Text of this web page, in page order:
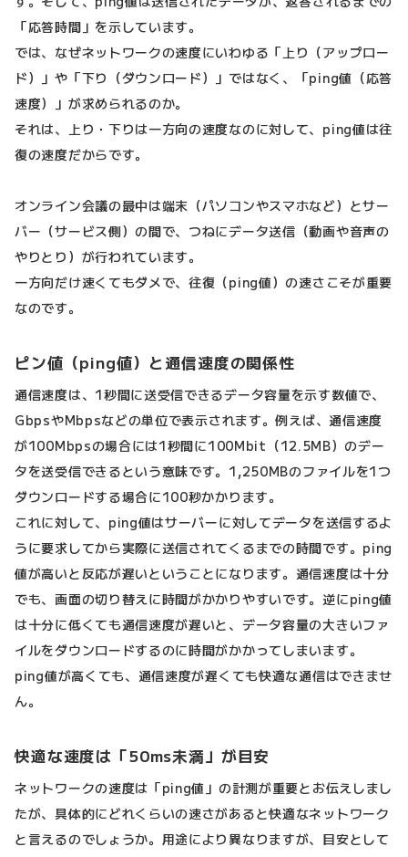
「応答時間」を示しています。
では、なぜネットワークの速度にいわゆる「上り（アップロー
ド）」や「下り（ダウンロード）」ではなく、「ping値（応答
速度）」が求められるのか。
それは、上り・下りは一方向の速度なのに対して、ping値は往
復の速度だからです。
オンライン会議の最中は端末（パソコンやスマホなど）とサー
バー（サービス側）の間で、つねにデータ送信（動画や音声の
やりとり）が行われています。
一方向だけ速くてもダメで、往復（ping値）の速さこそが重要
なのです。
ピン値（ping値）と通信速度の関係性
通信速度は、1秒間に送受信できるデータ容量を示す数値で、
GbpsやMbpsなどの単位で表示されます。例えば、通信速度
が100Mbpsの場合には1秒間に100Mbit（12.5MB）のデー
タを送受信できるという意味です。1,250MBのファイルを1つ
ダウンロードする場合に100秒かかります。
これに対して、ping値はサーバーに対してデータを送信するよ
うに要求してから実際に送信されてくるまでの時間です。ping
値が高いと反応が遅いということになります。通信速度は十分
でも、画面の切り替えに時間がかかりやすいです。逆にping値
は十分に低くても通信速度が遅いと、データ容量の大きいファ
イルをダウンロードするのに時間がかかってしまいます。
ping値が高くても、通信速度が遅くても快適な通信はできませ
ん。
快適な速度は「50ms未満」が目安
ネットワークの速度は「ping値」の計測が重要とお伝えしまし
たが、具体的にどれくらいの速さがあると快適なネットワーク
と言えるのでしょうか。用途により異なりますが、目安として